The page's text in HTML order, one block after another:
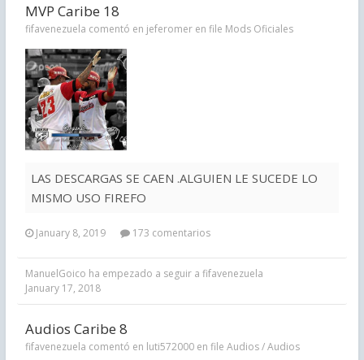
MVP Caribe 18
fifavenezuela comentó en jeferomer en file Mods Oficiales
LAS DESCARGAS SE CAEN .ALGUIEN LE SUCEDE LO
MISMO USO FIREFO
January 8, 2019 173 comentarios
ManuelGoico ha empezado a seguir a fifavenezuela
January 17, 2018
Audios Caribe 8
fifavenezuela comentó en luti572000 en file Audios / Audios